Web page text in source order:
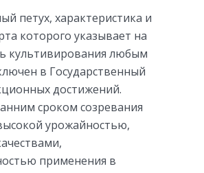
петух, характеристика и
которого указывает на
культивирования любым
в Государственный
достижений.
сроком созревания
урожайностью,
применения в